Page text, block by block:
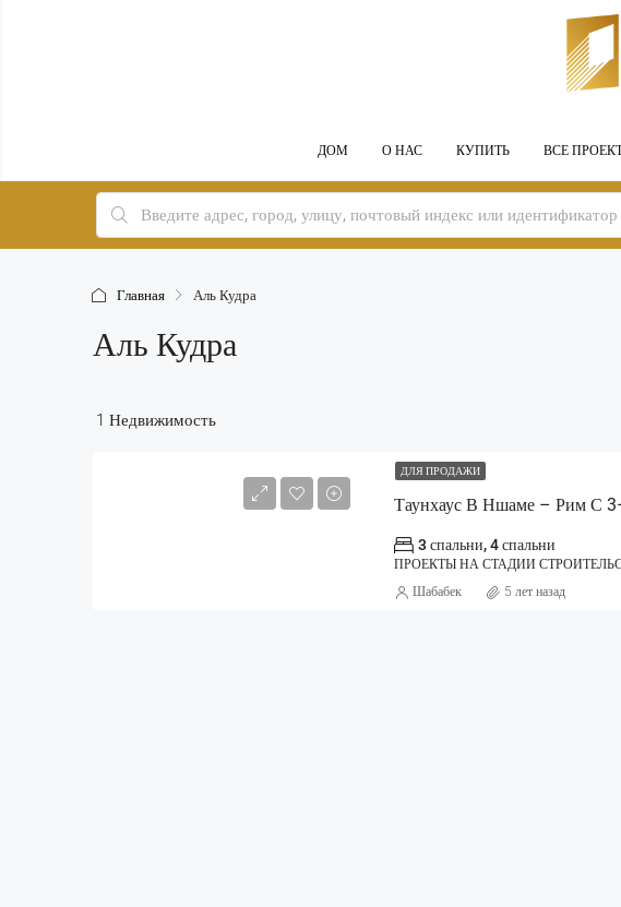
ДОМ О НАС КУПИТЬ ВСЕ
Главная Аль Кудра
Аль Кудра
1 Недвижимость
ДЛЯ ПРОДАЖИ
Таунхаус В Ншаме – Рим С
3 спальни, 4 спальни
ПРОЕКТЫ НА СТАДИИ
Шабабек 5 лет назад